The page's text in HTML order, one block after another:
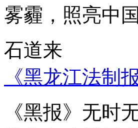
雾霾，照亮中国
石道来
《黑龙江法制
《黑报》无时